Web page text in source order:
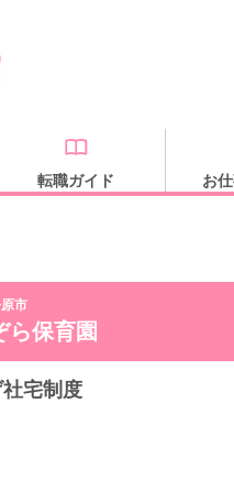
転職ガイド お
市
ら保育園
宅制度